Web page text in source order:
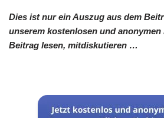
Dies ist nur ein Auszug aus dem
unserem kostenlosen und anonymen
Beitrag lesen, mitdiskutieren …